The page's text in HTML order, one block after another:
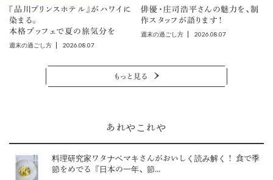
『品川プリンスホテル』がハワイに
染まる。
本格ブッフェで夏の旅気分を
週末の過ごし方 2026.08.07
俳優・庄司浩平さんの魅力を、制
作スタッフが語ります！
週末の過ごし方 2026.08.07
もっと見る
あれやこれや
料理研究家ワタナベマキさんがおいしく読み解く！ 食で季
節をめでる『日本の一年、節...